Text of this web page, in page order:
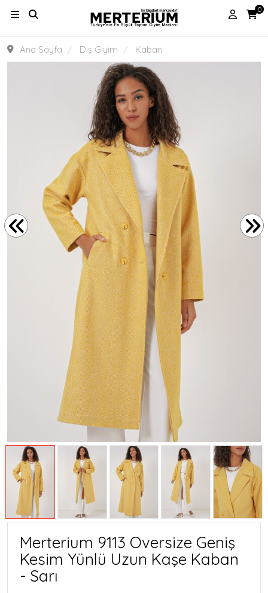
0
Ana Sayfa Dış Giyim Kaban
Merterium 9113 Oversize Geniş
Kesim Yünlü Uzun Kaşe Kaban
- Sarı